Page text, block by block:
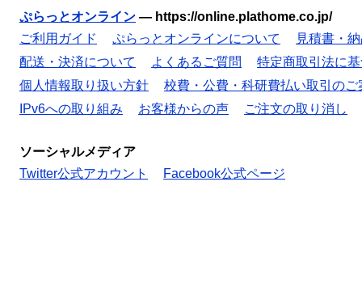
ぷらっとオンライン — https://online.plathome.co.jp/
ご利用ガイド
ぷらっとオンラインについて
見積書・
配送・決済について
よくあるご質問
特定商取引法に
個人情報取り扱い方針
校費・公費・科研費払い取引のご
IPv6への取り組み
お客様からの声 ご注文の取り消し
ソーシャルメディア
Twitter公式アカウント
Facebook公式ページ